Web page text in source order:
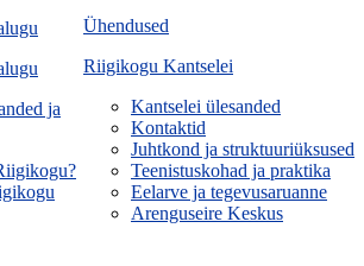
Ühendused
Riigikogu Kantselei
Kantselei ülesanded
Kontaktid
Juhtkond ja struktuuriüksused
Teenistuskohad ja praktika
Eelarve ja tegevusaruanne
Arenguseire Keskus
ja